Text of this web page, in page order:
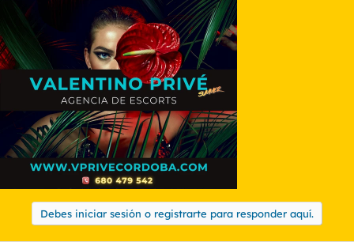
o
n
e
Debes iniciar sesión o registrarte para responder aquí.